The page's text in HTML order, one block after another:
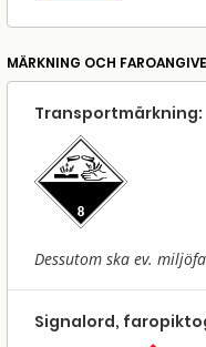
MÄRKNING OCH
Transport­märkning:
Dessutom ska ev.
Signalord,